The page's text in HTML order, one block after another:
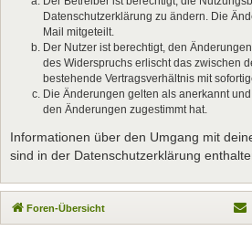
Datenschutzerklärung zu ändern. Die
Mail mitgeteilt.
Der Nutzer ist berechtigt, den
des Widerspruchs erlischt das zwischen
bestehende Vertragsverhältnis mit
Die Änderungen gelten als anerkannt
den Änderungen zugestimmt hat.
Informationen über den Umgang mit
sind in der Datenschutzerklärung
Foren-Übersicht